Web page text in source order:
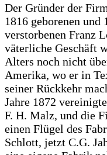
Der Gründer der
1816 geborenen
verstorbenen Franz
väterliche Geschäft
Alters noch nicht
Amerika, wo er in
seiner Rückkehr
Jahre 1872
F. H. Malz, und die
einen Flügel des
Schlott, jetzt C.G.